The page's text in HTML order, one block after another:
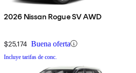
2026 Nissan Rogue SV AWD
$25,174 Buena oferta
Incluye tarifas de conc.